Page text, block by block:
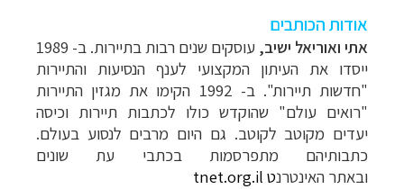
אודות הכותבים
אתי ואוריאל ישיב,
עוסקים שנים רבות בתיירות. ב- 1989
ייסדו את העיתון המקצועי לענף הנסיעות והתיירות
"חדשות תיירות". ב- 1992 הקימו את מגזין התיירות
"רואים עולם" שהוקדש כולו לכתבות תיירות וכיסה
יעדים מקוטב לקוטב. גם היום מרבים לנסוע בעולם.
כתבותיהם מתפרסמות בכתבי עת שונים
ובאתר האינטרנט tnet.org.il